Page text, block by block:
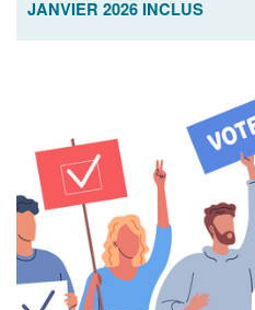
JANVIER 2026 INCLUS